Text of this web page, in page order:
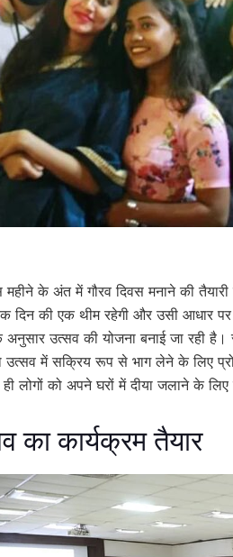
महीने के अंत में गौरव दिवस मनाने की
दिन की एक थीम रहेगी और उसी आधार पर
उत्सव की योजना बनाई जा रही है।
उत्सव में सक्रिय रूप से भाग लेने के लिए
लोगों को अपने घरों में दीया जलाने के लिए
का कार्यक्रम तैयार